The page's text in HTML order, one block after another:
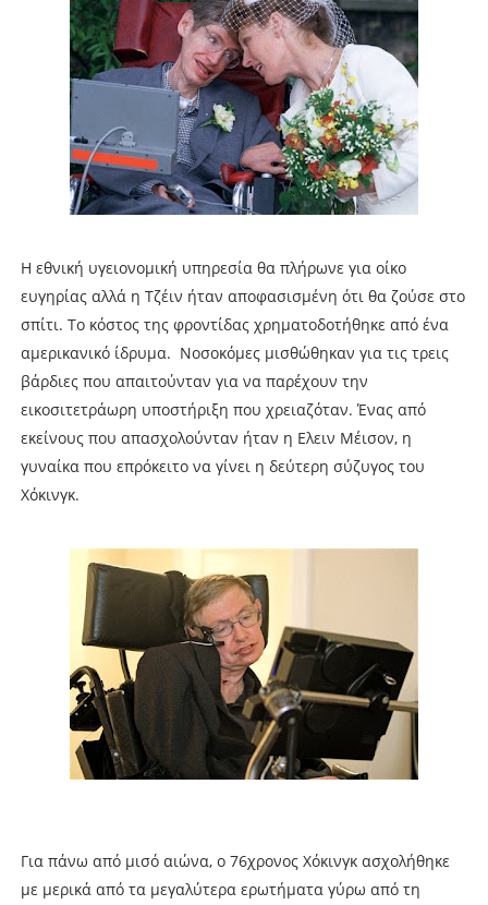
Η εθνική υγειονομική υπηρεσία θα πλήρωνε για οίκο
ευγηρίας αλλά η Τζέιν ήταν αποφασισμένη ότι θα ζούσε στο
σπίτι. Το κόστος της φροντίδας χρηματοδοτήθηκε από ένα
αμερικανικό ίδρυμα. Νοσοκόμες μισθώθηκαν για τις τρεις
βάρδιες που απαιτούνταν για να παρέχουν την
εικοσιτετράωρη υποστήριξη που χρειαζόταν. Ένας από
εκείνους που απασχολούνταν ήταν η Ελειν Μέισον, η
γυναίκα που επρόκειτο να γίνει η δεύτερη σύζυγος του
Χόκινγκ.
Για πάνω από μισό αιώνα, ο 76χρονος Χόκινγκ ασχολήθηκε
με μερικά από τα μεγαλύτερα ερωτήματα γύρω από τη